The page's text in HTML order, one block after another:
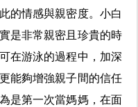
的情感與親密度。小白
是非常親密且珍貴的時
在游泳的過程中，加深
能夠增強親子間的信任
是第一次當媽媽，在面